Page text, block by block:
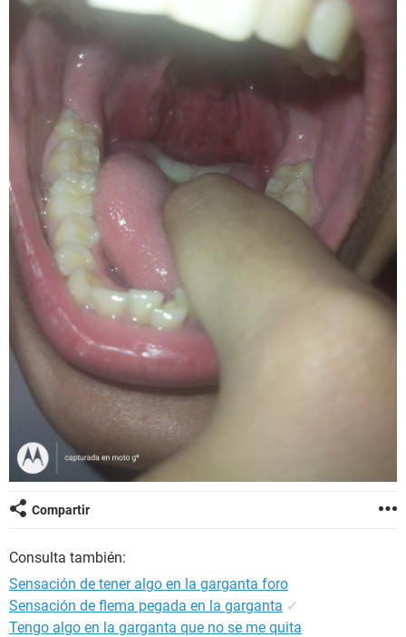
Compartir
Consulta también:
Sensación de tener algo en la garganta foro
Sensación de flema pegada en la garganta ✓
Tengo algo en la garganta que no se me quita